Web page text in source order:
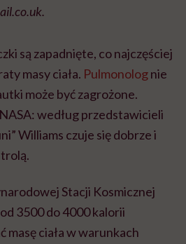
są zapadnięte, co najczęściej
masy ciała. Pulmonolognie
może być zagrożone.
według przedstawicieli
Williams czuje się dobrze i
Stacji Kosmicznej
3500 do 4000 kalorii
masę ciała w warunkach